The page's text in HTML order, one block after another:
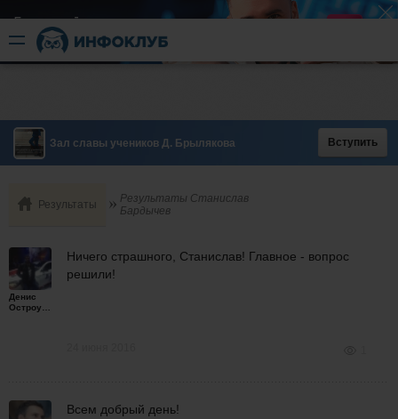
Быстрый разгон
​в короткие сроки
Зал славы учеников Д. Брылякова Вступить
Результаты
Результаты Станислав
Бардычев
Денис
Ничего страшного, Станислав! Главное - вопрос
решили!
Всем добрый день!